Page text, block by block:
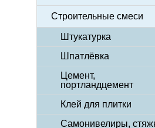
Строительные смеси
Штукатурка
Шпатлёвка
Цемент,
портландцемент
Клей для плитки
Самонивелиры,